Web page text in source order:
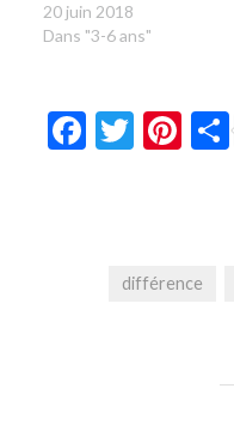
20 juin 2018
Dans "3-6 ans"
différence